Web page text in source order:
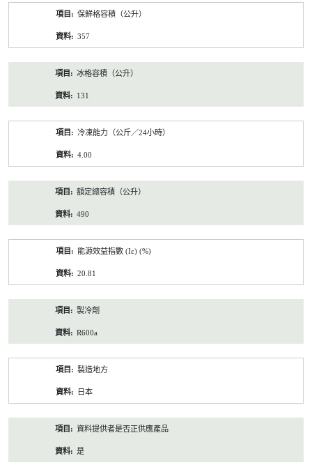
保鮮格容積（公升）
357
冰格容積（公升）
131
冷凍能力（公斤／24小時）
4.00
額定總容積（公升）
490
能源效益指數 (Iε) (%)
20.81
製冷劑
R600a
製造地方
日本
資料提供者是否正供應產品
是